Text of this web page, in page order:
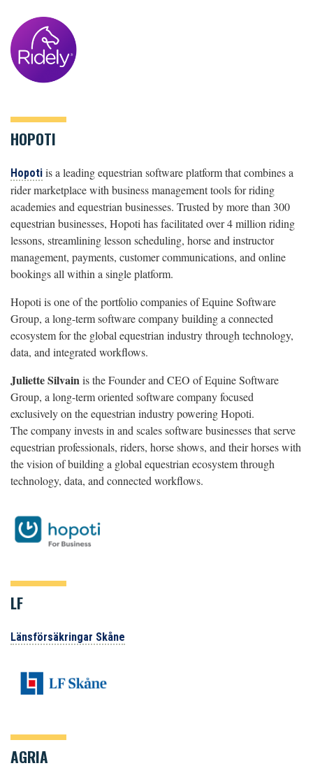
HOPOTI
Hopoti is a leading equestrian software platform that combines a
rider marketplace with business management tools for riding
academies and equestrian businesses. Trusted by more than 300
equestrian businesses, Hopoti has facilitated over 4 million riding
lessons, streamlining lesson scheduling, horse and instructor
management, payments, customer communications, and online
bookings all within a single platform.
Hopoti is one of the portfolio companies of Equine Software
Group, a long-term software company building a connected
ecosystem for the global equestrian industry through technology,
data, and integrated workflows.
Juliette Silvainis the Founder and CEO of Equine Software
Group, a long-term oriented software company focused
exclusively on the equestrian industry powering Hopoti.
The company invests in and scales software businesses that serve
equestrian professionals, riders, horse shows, and their horses with
the vision of building a global equestrian ecosystem through
technology, data, and connected workflows.
LF
Länsförsäkringar Skåne
AGRIA